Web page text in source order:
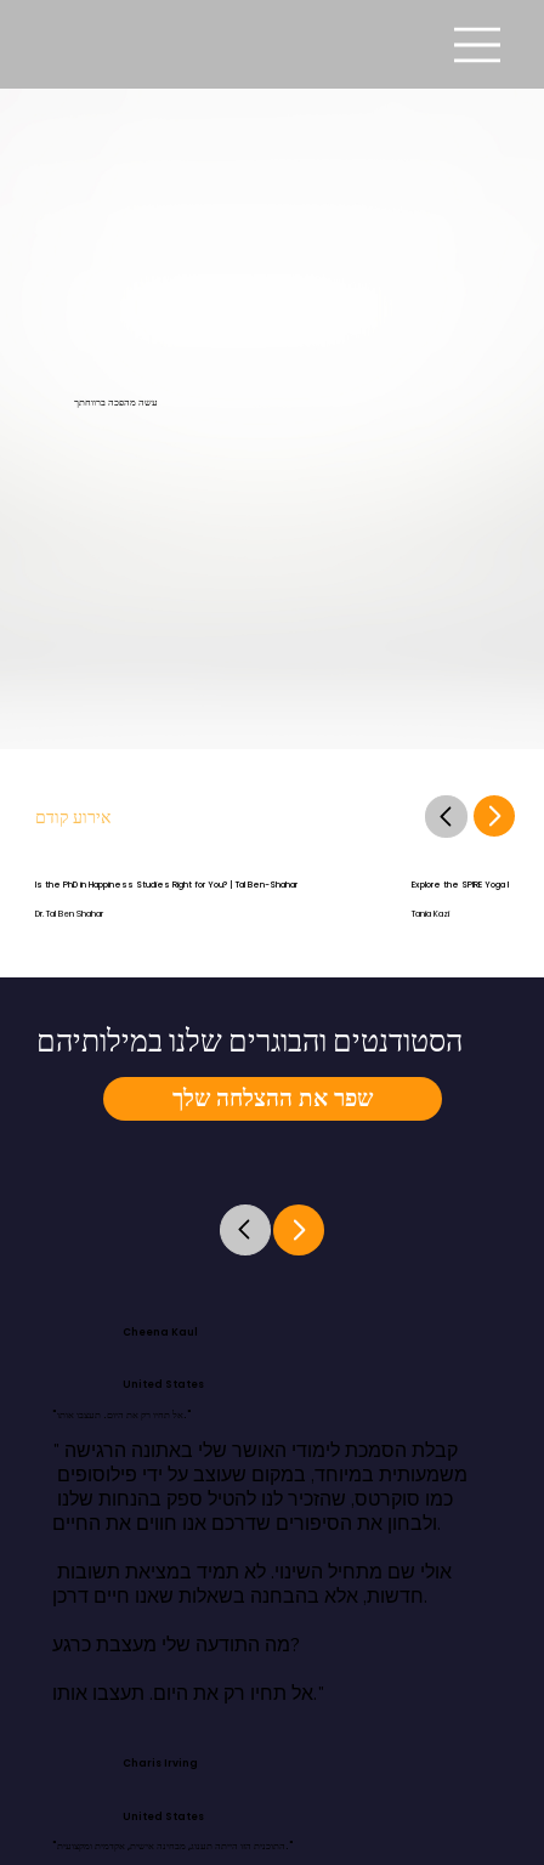
עשה מהפכה ברווחתך
שפר את ההצלחה שלך
הסטודנטים והבוגרים שלנו במילותיהם
Cheena Kaul
United States
"אל תחיו רק את היום. תעצבו אותו."
"קבלת הסמכת לימודי האושר שלי באתונה הרגישה
ולבחון את הסיפורים שדרכם אנו חווים את החיים.
אולי שם מתחיל השינוי. לא תמיד במציאת תשובות
חדשות, אלא בהבחנה בשאלות שאנו חיים דרכן.
מה התודעה שלי מעצבת כרגע?
אל תחיו רק את היום. תעצבו אותו."
Charis Irving
United States
"התוכנית הזו הייתה תענוג, מבחינה אישית, אקדמית ומקצועית."
אירוע קודם
Is the PhD in Happiness Studies Right for You? | Tal Ben-Shahar
Dr. Tal Ben Shahar
Explore the SPIRE Yoga Program
Tania Kazi